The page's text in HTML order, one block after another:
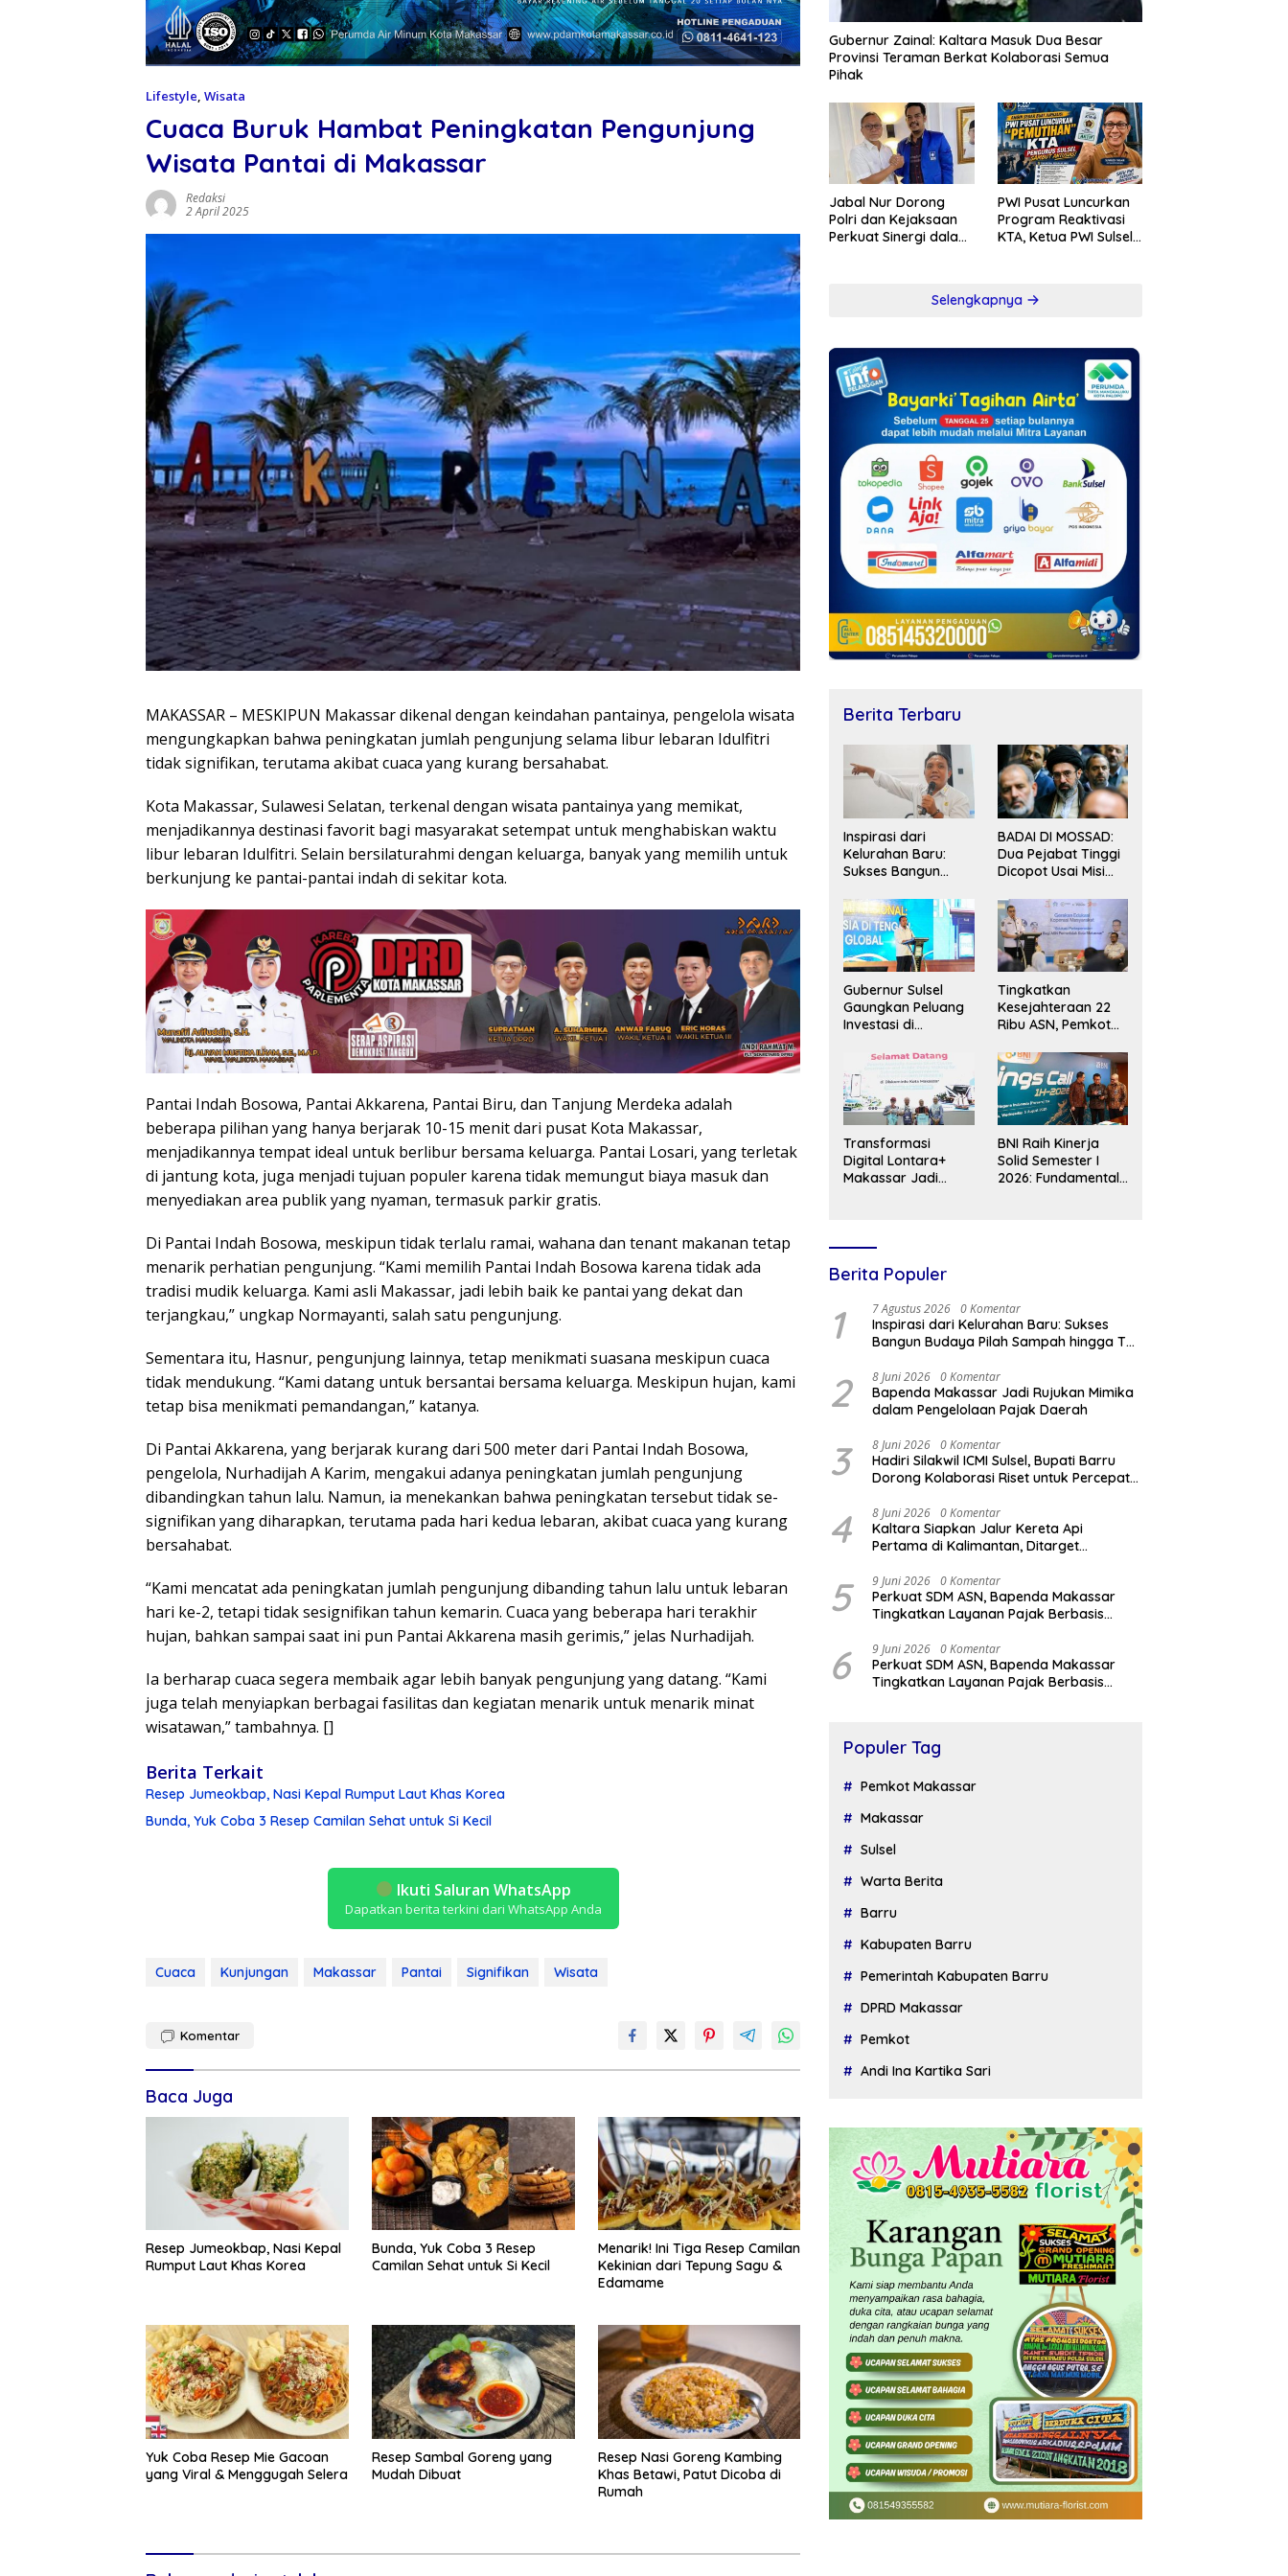
Lifestyle, Wisata
Cuaca Buruk Hambat Peningkatan Pengunjung
Wisata Pantai di Makassar
Redaksi
2 April 2025
MAKASSAR – MESKIPUN Makassar dikenal dengan keindahan pantainya, pengelola wisata
mengungkapkan bahwa peningkatan jumlah pengunjung selama libur lebaran Idulfitri
tidak signifikan, terutama akibat cuaca yang kurang bersahabat.
Kota Makassar, Sulawesi Selatan, terkenal dengan wisata pantainya yang memikat,
menjadikannya destinasi favorit bagi masyarakat setempat untuk menghabiskan waktu
libur lebaran Idulfitri. Selain bersilaturahmi dengan keluarga, banyak yang memilih untuk
berkunjung ke pantai-pantai indah di sekitar kota.
Pantai Indah Bosowa, Pantai Akkarena, Pantai Biru, dan Tanjung Merdeka adalah
beberapa pilihan yang hanya berjarak 10-15 menit dari pusat Kota Makassar,
menjadikannya tempat ideal untuk berlibur bersama keluarga. Pantai Losari, yang terletak
di jantung kota, juga menjadi tujuan populer karena tidak memungut biaya masuk dan
menyediakan area publik yang nyaman, termasuk parkir gratis.
Di Pantai Indah Bosowa, meskipun tidak terlalu ramai, wahana dan tenant makanan tetap
menarik perhatian pengunjung. “Kami memilih Pantai Indah Bosowa karena tidak ada
tradisi mudik keluarga. Kami asli Makassar, jadi lebih baik ke pantai yang dekat dan
terjangkau,” ungkap Normayanti, salah satu pengunjung.
Sementara itu, Hasnur, pengunjung lainnya, tetap menikmati suasana meskipun cuaca
tidak mendukung. “Kami datang untuk bersantai bersama keluarga. Meskipun hujan, kami
tetap bisa menikmati pemandangan,” katanya.
Di Pantai Akkarena, yang berjarak kurang dari 500 meter dari Pantai Indah Bosowa,
pengelola, Nurhadijah A Karim, mengakui adanya peningkatan jumlah pengunjung
dibandingkan tahun lalu. Namun, ia menekankan bahwa peningkatan tersebut tidak se-
signifikan yang diharapkan, terutama pada hari kedua lebaran, akibat cuaca yang kurang
bersahabat.
“Kami mencatat ada peningkatan jumlah pengunjung dibanding tahun lalu untuk lebaran
hari ke-2, tetapi tidak sesignifikan tahun kemarin. Cuaca yang beberapa hari terakhir
hujan, bahkan sampai saat ini pun Pantai Akkarena masih gerimis,” jelas Nurhadijah.
Ia berharap cuaca segera membaik agar lebih banyak pengunjung yang datang. “Kami
juga telah menyiapkan berbagai fasilitas dan kegiatan menarik untuk menarik minat
wisatawan,” tambahnya. []
Berita Terkait
Resep Jumeokbap, Nasi Kepal Rumput Laut Khas Korea
Bunda, Yuk Coba 3 Resep Camilan Sehat untuk Si Kecil
Ikuti Saluran WhatsApp
Dapatkan berita terkini dari WhatsApp Anda
Cuaca Kunjungan Makassar Pantai Signifikan Wisata
Komentar
Baca Juga
Resep Jumeokbap, Nasi Kepal
Rumput Laut Khas Korea
Bunda, Yuk Coba 3 Resep
Camilan Sehat untuk Si Kecil
Menarik! Ini Tiga Resep Camilan
Kekinian dari Tepung Sagu &
Edamame
Yuk Coba Resep Mie Gacoan
yang Viral & Menggugah Selera
Resep Sambal Goreng yang
Mudah Dibuat
Resep Nasi Goreng Kambing
Khas Betawi, Patut Dicoba di
Rumah
Gubernur Zainal: Kaltara Masuk Dua Besar
Provinsi Teraman Berkat Kolaborasi Semua
Pihak
Jabal Nur Dorong
Polri dan Kejaksaan
Perkuat Sinergi dalam
PWI Pusat Luncurkan
Program Reaktivasi
KTA, Ketua PWI Sulsel
Selengkapnya
Berita Terbaru
Inspirasi dari
Kelurahan Baru:
Sukses Bangun
Sampah hingga TPS
3R Karebosi Jadi
Rujukan
BADAI DI MOSSAD:
Dua Pejabat Tinggi
Dicopot Usai Misi
Iran Gagal Total
Gubernur Sulsel
Gaungkan Peluang
Investasi di
2026
Tingkatkan
Kesejahteraan 22
Ribu ASN, Pemkot
Pembentukan
Koperasi Korpri
Berbasis Bisnis
Berkelanjutan
Transformasi
Digital Lontara+
Makassar Jadi
BNI Raih Kinerja
Solid Semester I
2026: Fundamental
Berita Populer
1 7 Agustus 2026 0 Komentar
Inspirasi dari Kelurahan Baru: Sukses
Bangun Budaya Pilah Sampah hingga TPS
2 8 Juni 2026 0 Komentar
Bapenda Makassar Jadi Rujukan Mimika
dalam Pengelolaan Pajak Daerah
3 8 Juni 2026 0 Komentar
Hadiri Silakwil ICMI Sulsel, Bupati Barru
Dorong Kolaborasi Riset untuk Percepat
4 8 Juni 2026 0 Komentar
Kaltara Siapkan Jalur Kereta Api
Pertama di Kalimantan, Ditarget
5 9 Juni 2026 0 Komentar
Perkuat SDM ASN, Bapenda Makassar
Tingkatkan Layanan Pajak Berbasis
6 9 Juni 2026 0 Komentar
Perkuat SDM ASN, Bapenda Makassar
Tingkatkan Layanan Pajak Berbasis
Populer Tag
Pemkot Makassar
Makassar
Sulsel
Warta Berita
Barru
Kabupaten Barru
Pemerintah Kabupaten Barru
DPRD Makassar
Pemkot
Andi Ina Kartika Sari